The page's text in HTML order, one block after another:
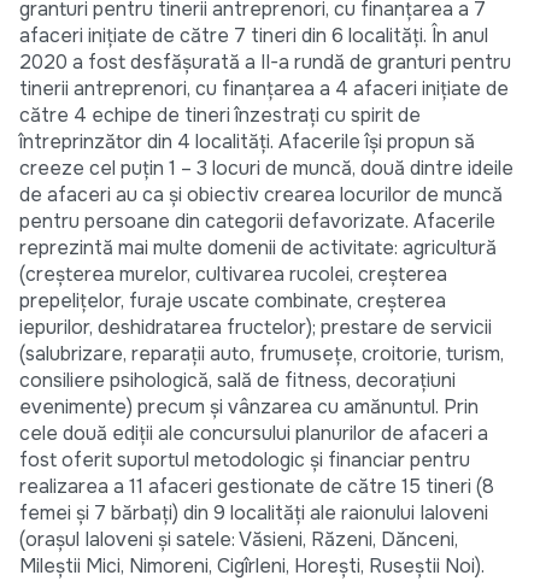
granturi pentru tinerii antreprenori, cu finanțarea a 7
afaceri inițiate de către 7 tineri din 6 localități. În anul
2020 a fost desfășurată a II-a rundă de granturi pentru
tinerii antreprenori, cu finanțarea a 4 afaceri inițiate de
către 4 echipe de tineri înzestrați cu spirit de
întreprinzător din 4 localități. Afacerile își propun să
creeze cel puțin 1 – 3 locuri de muncă, două dintre ideile
de afaceri au ca și obiectiv crearea locurilor de muncă
pentru persoane din categorii defavorizate. Afacerile
reprezintă mai multe domenii de activitate: agricultură
(creșterea murelor, cultivarea rucolei, creșterea
prepelițelor, furaje uscate combinate, creșterea
iepurilor, deshidratarea fructelor); prestare de servicii
(salubrizare, reparații auto, frumusețe, croitorie, turism,
consiliere psihologică, sală de fitness, decorațiuni
evenimente) precum și vânzarea cu amănuntul. Prin
cele două ediții ale concursului planurilor de afaceri a
fost oferit suportul metodologic și financiar pentru
realizarea a 11 afaceri gestionate de către 15 tineri (8
femei și 7 bărbați) din 9 localități ale raionului Ialoveni
(orașul Ialoveni și satele: Văsieni, Răzeni, Dănceni,
Mileștii Mici, Nimoreni, Cigîrleni, Horești, Ruseștii Noi).